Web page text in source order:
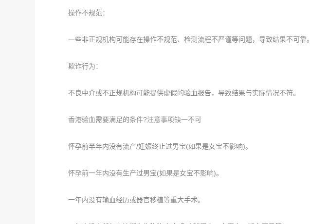
操作不规范：
一些非正规机构可能存在操作不规范、检测流程不严谨等问题，导致结果不可靠。
欺诈行为：
不良中介或不正规机构可能提供虚假的验血报告，导致结果与实际情况不符。
香港验血需要满足的条件?注意事项缺一不可
怀孕前半年内没有流产/妊娠终止过男宝(如果是女宝不影响)。
怀孕前一年内没有生产过男宝(如果是女宝不影响)。
一年内没有输血经历或器官移植等重大手术。